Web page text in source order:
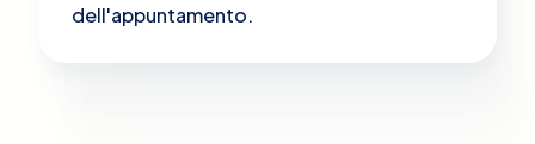
dell'appuntamento.